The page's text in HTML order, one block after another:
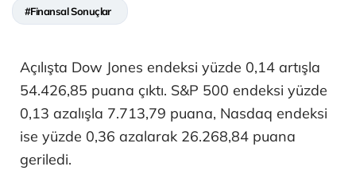
#Finansal Sonuçlar
Açılışta Dow Jones endeksi yüzde 0,14 artışla
54.426,85 puana çıktı. S&P 500 endeksi yüzde
0,13 azalışla 7.713,79 puana, Nasdaq endeksi
ise yüzde 0,36 azalarak 26.268,84 puana
geriledi.